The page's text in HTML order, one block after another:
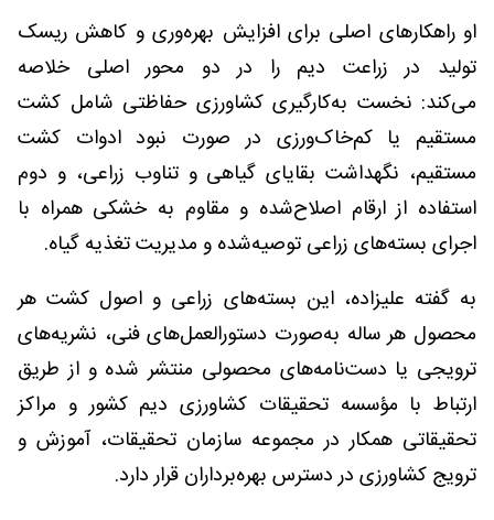
او راهکارهای اصلی برای افزایش بهره‌وری و کاهش ریسک
تولید در زراعت دیم را در دو محور اصلی خلاصه
می‌کند: نخست به‌کارگیری کشاورزی حفاظتی شامل کشت
مستقیم یا کم‌خاک‌ورزی در صورت نبود ادوات کشت
مستقیم، نگهداشت بقایای گیاهی و تناوب زراعی، و دوم
استفاده از ارقام اصلاح‌شده و مقاوم به خشکی همراه با
اجرای بسته‌های زراعی توصیه‌شده و مدیریت تغذیه گیاه.
به گفته علیزاده، این بسته‌های زراعی و اصول کشت هر
محصول هر ساله به‌صورت دستورالعمل‌های فنی، نشریه‌های
ترویجی یا دست‌نامه‌های محصولی منتشر شده و از طریق
ارتباط با مؤسسه تحقیقات کشاورزی دیم کشور و مراکز
تحقیقاتی همکار در مجموعه سازمان تحقیقات، آموزش و
ترویج کشاورزی در دسترس بهره‌برداران قرار دارد.